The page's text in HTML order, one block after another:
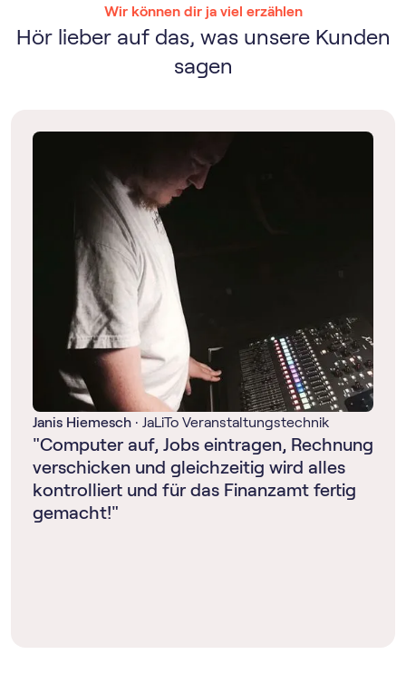
Wir können dir ja viel erzählen
Hör lieber auf das, was unsere Kunden
sagen
"Computer auf, Jobs eintragen, Rechnung
verschicken und gleichzeitig wird alles
kontrolliert und für das Finanzamt fertig
gemacht!"
Janis Hiemesch · JaLiTo Veranstaltungstechnik